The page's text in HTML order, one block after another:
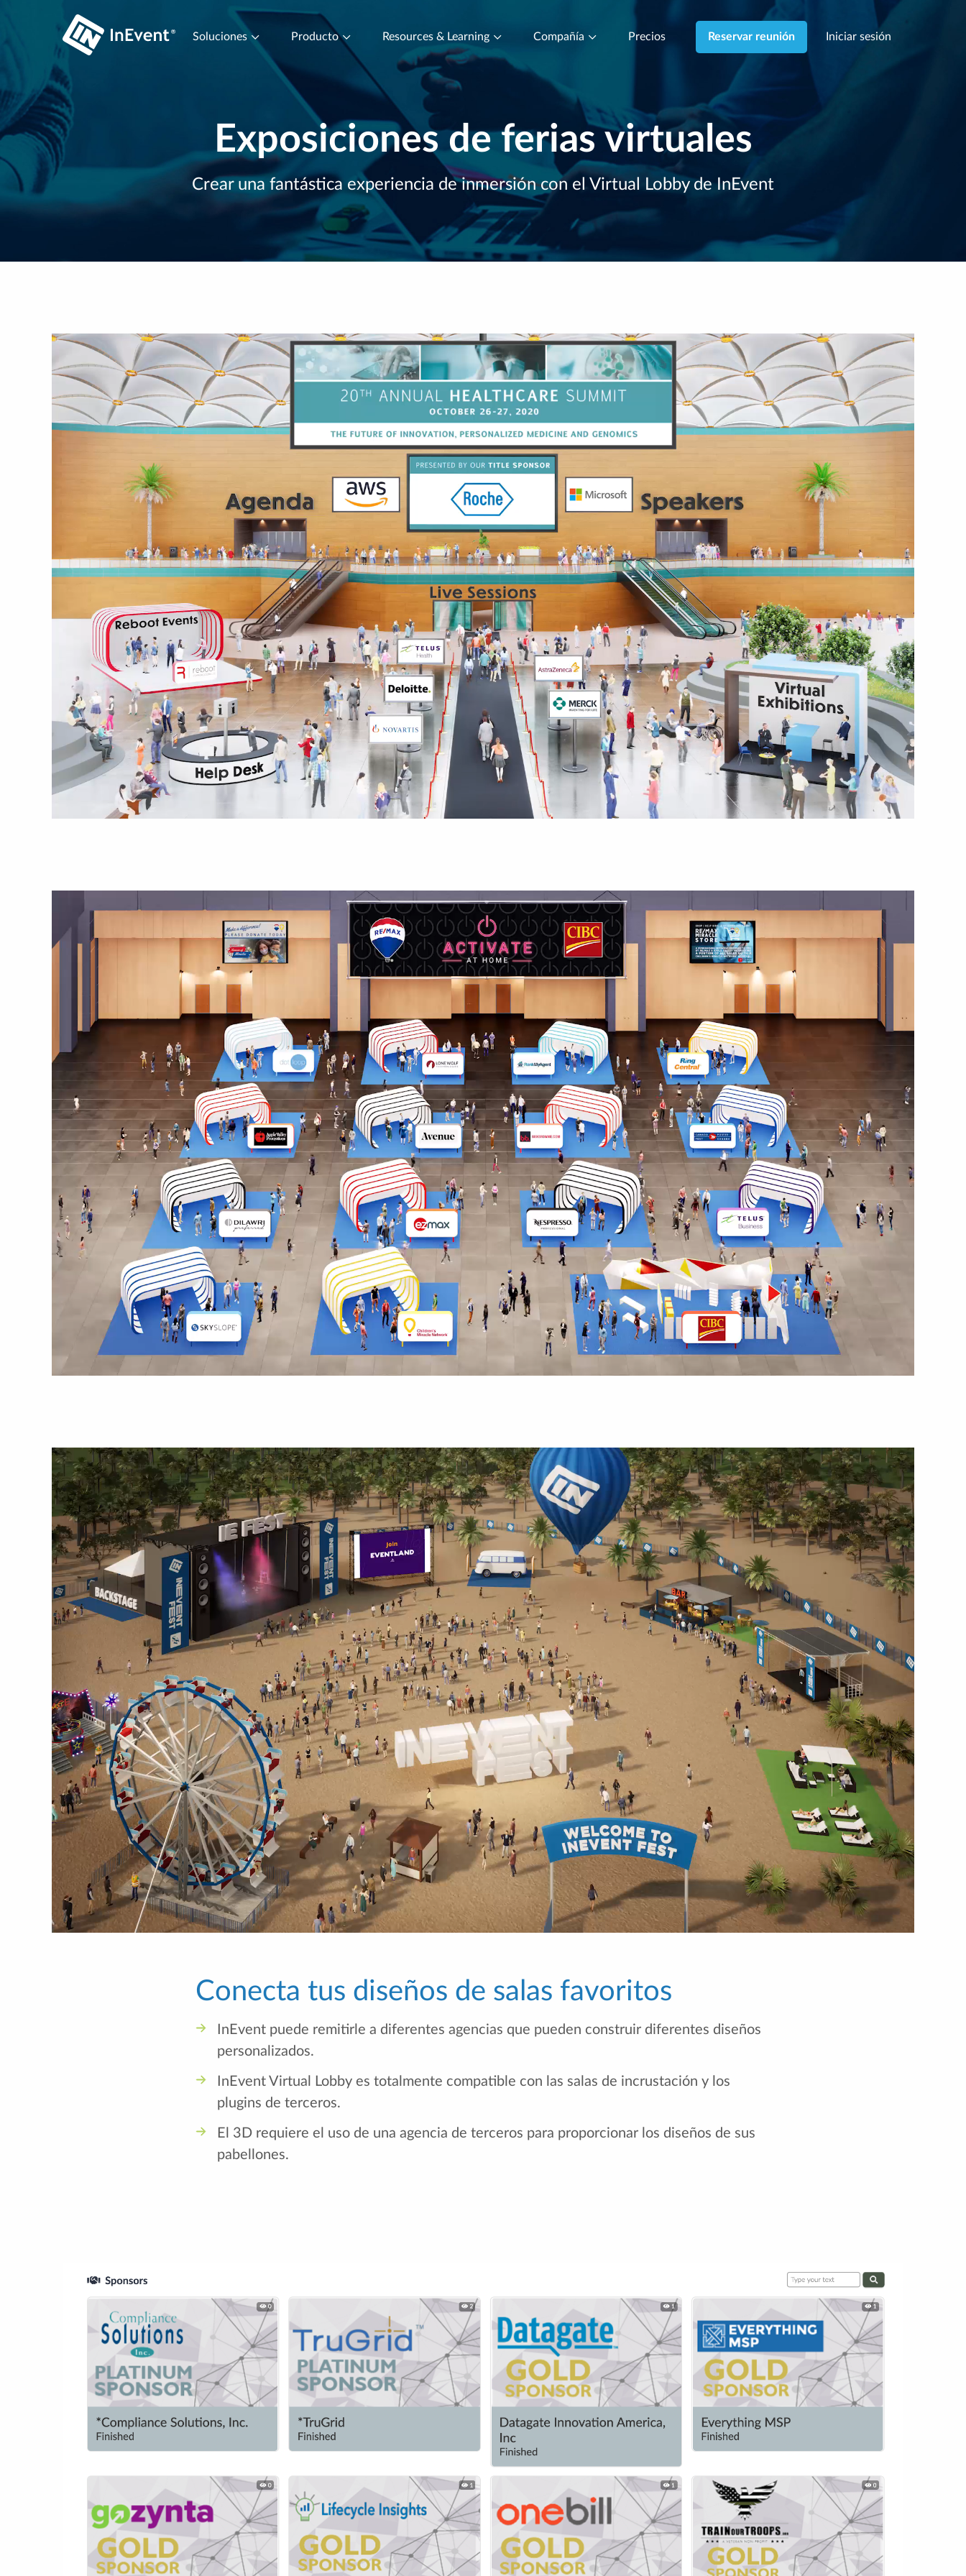
Soluciones Producto Resources & Learning Compañía Precios Reservar reunión Iniciar sesión
Exposiciones de ferias virtuales
Crear una fantástica experiencia de inmersión con el Virtual Lobby de InEvent
Conecta tus diseños de salas favoritos
InEvent puede remitirle a diferentes agencias que pueden construir diferentes diseños
personalizados.
InEvent Virtual Lobby es totalmente compatible con las salas de incrustación y los
plugins de terceros.
El 3D requiere el uso de una agencia de terceros para proporcionar los diseños de sus
pabellones.